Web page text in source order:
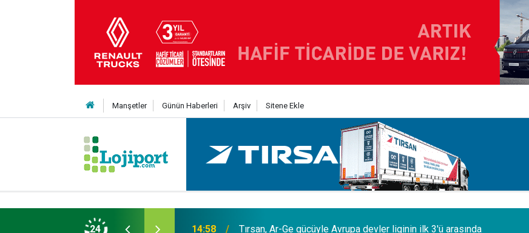
Manşetler Günün Haberleri Arşiv Sitene Ekle
24
liginin ilk 3'ü arasında 14:19 MAXUS modelleri Ağustos’a özel 1.199.000 TL’den başlayan fiyatlarla